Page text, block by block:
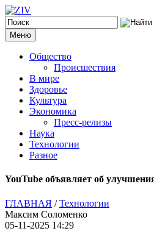
Меню
Общество
Происшествия
В мире
Здоровье
Культура
Экономика
Пресс-релизы
Наука
Технологии
Разное
YouTube объявляет об
ГЛАВНАЯ /Технологии
Максим Соломенко
05-11-2025 14:29